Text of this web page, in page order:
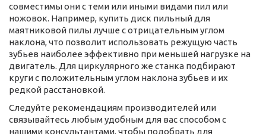
совместимы они с теми или иными видами пил или
ножовок. Например, купить диск пильный для
маятниковой пилы лучше с отрицательным углом
наклона, что позволит использовать режущую часть
зубьев наиболее эффективно при меньшей нагрузке на
двигатель. Для циркулярного же станка подбирают
круги с положительным углом наклона зубьев и их
редкой расстановкой.
Следуйте рекомендациям производителей или
связывайтесь любым удобным для вас способом с
нашими консультантами, чтобы подобрать для